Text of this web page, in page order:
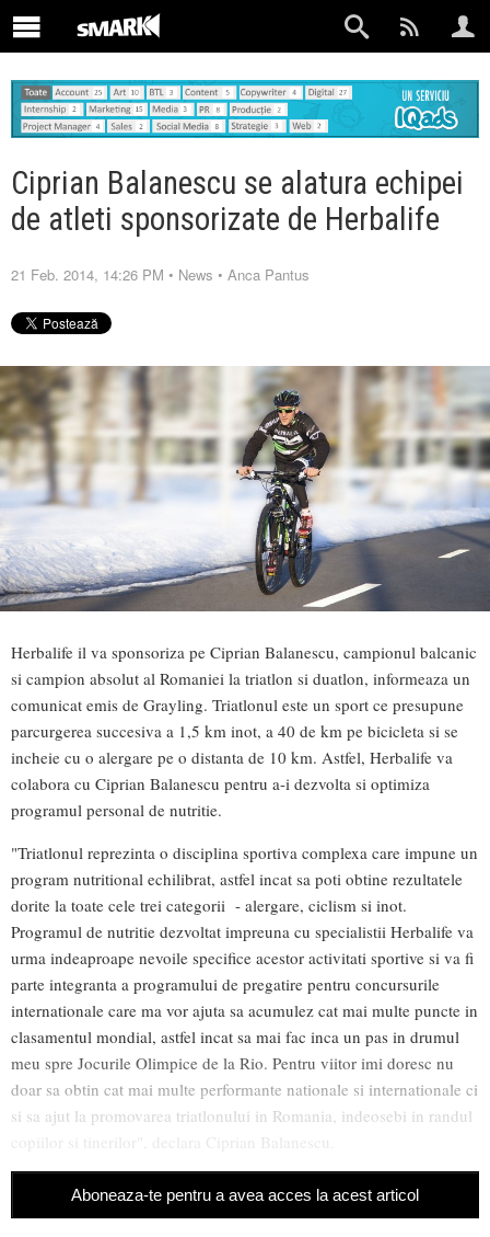
Ciprian Balanescu se alatura echipei
de atleti sponsorizate de Herbalife
21 Feb. 2014, 14:26 PM • News • Anca Pantus
Herbalife il va sponsoriza pe Ciprian Balanescu, campionul balcanic
si campion absolut al Romaniei la triatlon si duatlon, informeaza un
comunicat emis de Grayling. Triatlonul este un sport ce presupune
parcurgerea succesiva a 1,5 km inot, a 40 de km pe bicicleta si se
incheie cu o alergare pe o distanta de 10 km. Astfel, Herbalife va
colabora cu Ciprian Balanescu pentru a-i dezvolta si optimiza
programul personal de nutritie.
"Triatlonul reprezinta o disciplina sportiva complexa care impune un
program nutritional echilibrat, astfel incat sa poti obtine rezultatele
dorite la toate cele trei categorii - alergare, ciclism si inot.
Programul de nutritie dezvoltat impreuna cu specialistii Herbalife va
urma indeaproape nevoile specifice acestor activitati sportive si va fi
parte integranta a programului de pregatire pentru concursurile
internationale care ma vor ajuta sa acumulez cat mai multe puncte in
clasamentul mondial, astfel incat sa mai fac inca un pas in drumul
meu spre Jocurile Olimpice de la Rio. Pentru viitor imi doresc nu
doar sa obtin cat mai multe performante nationale si internationale ci
si sa ajut la promovarea triatlonului in Romania, indeosebi in randul
copiilor si tinerilor", declara Ciprian Balanescu.
Aboneaza-te pentru a avea acces la acest articol